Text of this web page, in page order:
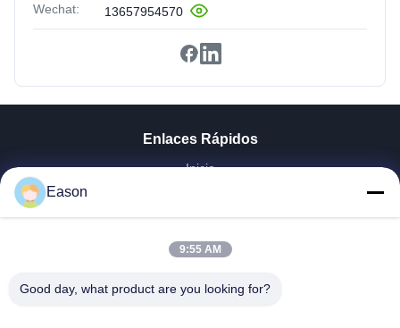
Wechat: 13657954570
Enlaces Rápidos
Inicio
Videos
Visita A La Fábrica
Control De Calidad
Eason
9:55 AM
Good day, what product are you looking for?